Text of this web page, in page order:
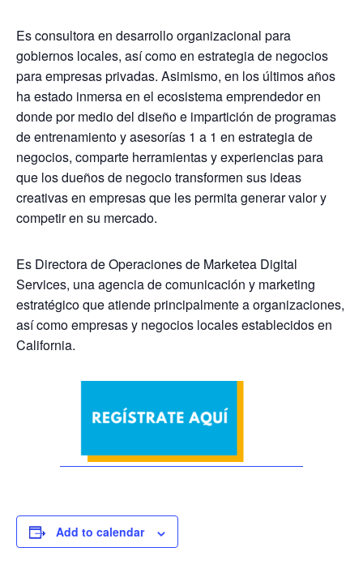
Es consultora en desarrollo organizacional para
gobiernos locales, así como en estrategia de negocios
para empresas privadas. Asimismo, en los últimos años
ha estado inmersa en el ecosistema emprendedor en
donde por medio del diseño e impartición de programas
de entrenamiento y asesorías 1 a 1 en estrategia de
negocios, comparte herramientas y experiencias para
que los dueños de negocio transformen sus ideas
creativas en empresas que les permita generar valor y
competir en su mercado.
Es Directora de Operaciones de Marketea Digital
Services, una agencia de comunicación y marketing
estratégico que atiende principalmente a organizaciones,
así como empresas y negocios locales establecidos en
California.
Add to calendar